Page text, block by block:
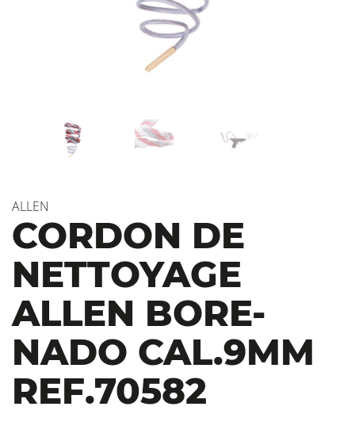
ALLEN
CORDON DE
NETTOYAGE
ALLEN BORE-
NADO CAL.9MM
REF.70582